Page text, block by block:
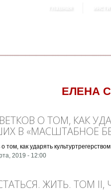
главная
ЕЛЕНА
О ТОМ, КАК
В «МАСШТАБНОЕ
том, как ударять
2019 - 12:00
ЖИТЬ. ТОМ II,